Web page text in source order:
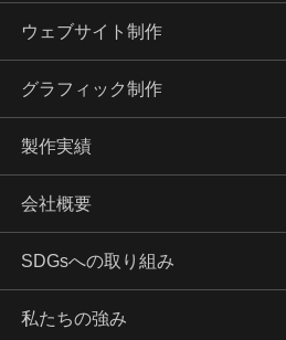
ウェブサイト制作
グラフィック制作
製作実績
会社概要
SDGsへの取り組み
私たちの強み